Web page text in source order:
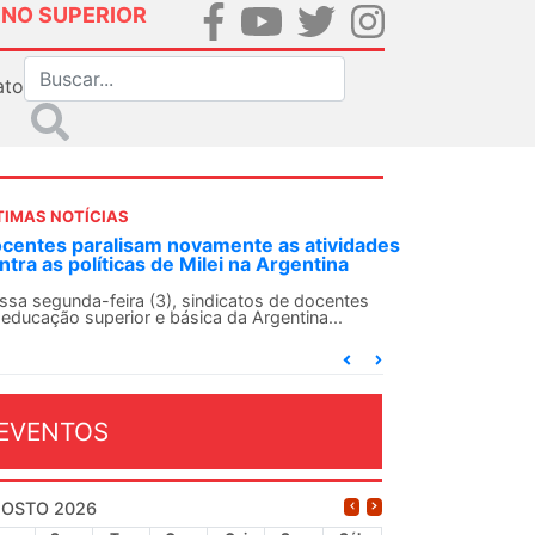
SUPERIOR
NOTÍCIAS
ANDES-SN convoca docentes para Dia de
Solidariedade Internacionalista com Cuba em
13 de agosto
O ANDES-SN conclama suas seções sindicais e o
2026